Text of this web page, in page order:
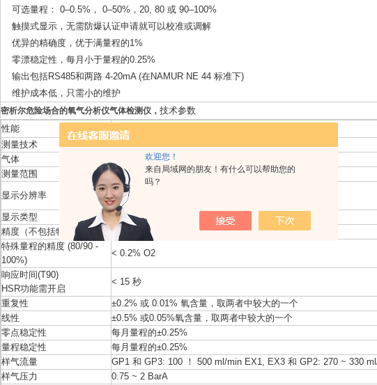
欢迎您！
来自局域网的朋友！有什么可以帮助您的
吗？
可选量程： 0–0.5%， 0–50%，20, 80 或 90–100%
触摸式显示，无需防爆认证申请就可以校准或调解
优异的精确度，优于满量程的1%
零漂稳定性，每月小于量程的0.25%
输出包括RS485和两路 4-20mA (在NAMUR NE 44 标准下)
维护成本低，只需小的维护
密析尔危险场合的氧气分析仪气体检测仪 ， 技术参数
性能
测量技术
热磁式氧传感器
气体
过程气体取样，非冷凝，固体颗粒<5μm
测量范围
从0–0.5% 一直到0-50% 20, 80或90–100%
显示分辨率
0.01% 对于标准量程
0.1% 对于超标量程
显示类型
背光 LCD
精度（不包括特殊量程）
±0.02% 氧含量 或 <±1% ，取两者中数值较大
特殊量程的精度 (80/90 -
100%)
< 0.2% O2
响应时间(T90)
HSR功能需开启
< 15 秒
重复性
±0.2% 或 0.01% 氧含量，取两者中较大的一个
线性
±0.5% 或0.05%氧含量，取两者中较大的一个
零点稳定性
每月量程的±0.25%
量程稳定性
每月量程的±0.25%
样气流量
GP1 和 GP3: 100 ！ 500 ml/min EX1, EX3 和 GP2: 270 ~ 330
样气压力
0.75 ~ 2 BarA